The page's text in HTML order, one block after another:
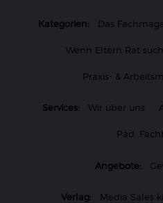
Kategorien: Das
Wenn Eltern Rat
Praxis- &
Services: Wir über uns
Päd.
Angebote:
Verlag: Media Sales